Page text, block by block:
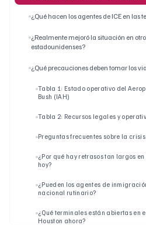
¿Qué hacen los agentes de ICE en las
¿Realmente mejoró la situación en
estadounidenses?
¿Qué precauciones deben tomar los
Tabla 1: Estado operativo del
Bush (IAH)
Tabla 2: Recursos legales y
Preguntas frecuentes sobre la crisis
¿Por qué hay retrasos tan largos
hoy?
¿Pueden los agentes de
nacional rutinario?
¿Qué terminales están abiertas en
Houston ahora?